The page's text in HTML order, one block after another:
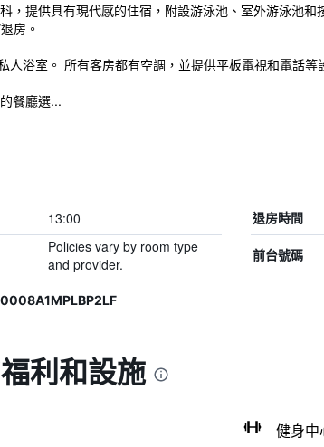
，提供具有現代感的住宿，附設游泳池、室外游泳池
房。
浴室。 所有客房都有空調，並提供平板電視和電話等
餐廳選...
13:00 退房時間
Policies vary by room type
and provider.
前台號碼
利和設施
健身中